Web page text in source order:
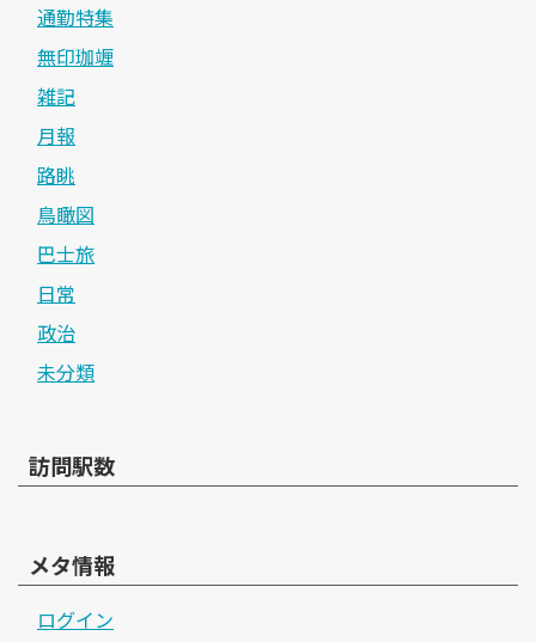
通勤特集
無印珈竰
雑記
月報
路眺
鳥瞰図
巴士旅
日常
政治
未分類
訪問駅数
メタ情報
ログイン